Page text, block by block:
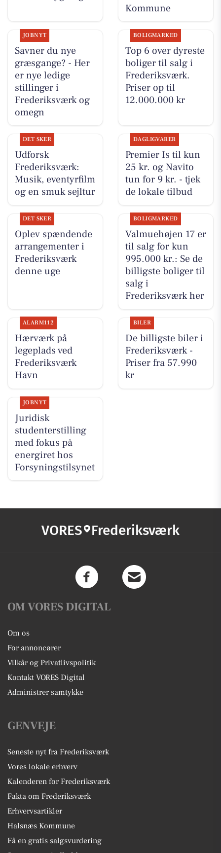
Kommune
JOBNYT
Savner du nye
græsgange? - Her
er nye ledige
stillinger i
Frederiksværk og
omegn
BOLIGMARKED
Top 6 over dyreste
boliger til salg i
Frederiksværk.
Priser op til
12.000.000 kr
DET SKER
Udforsk
Frederiksværk:
Musik, eventyrfilm
og en smuk sejltur
DAGLIGVARER
Premier Is til kun
25 kr. og Navito
tun for 9 kr. - tjek
de lokale tilbud
DET SKER
Oplev spændende
arrangementer i
Frederiksværk
denne uge
BOLIGMARKED
Valmuehøjen 17 er
til salg for kun
995.000 kr.: Se de
billigste boliger til
salg i
Frederiksværk her
ALARM112
Hærværk på
legeplads ved
Frederiksværk
Havn
BILER
De billigste biler i
Frederiksværk -
Priser fra 57.990
kr
JOBNYT
Juridisk
studenterstilling
med fokus på
energiret hos
Forsyningstilsynet
VORES Frederiksværk
OM VORES DIGITAL
Om os
For annoncører
Vilkår og Privatlivspolitik
Kontakt VORES Digital
Administrer samtykke
GENVEJE
Seneste nyt fra Frederiksværk
Vores lokale erhverv
Kalenderen for Frederiksværk
Fakta om Frederiksværk
Erhvervsartikler
Halsnæs Kommune
Få en gratis salgsvurdering